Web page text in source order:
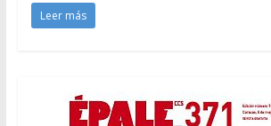
Leer más